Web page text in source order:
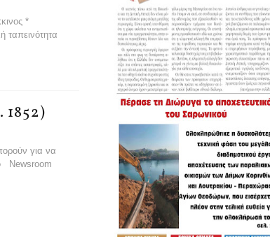
*
ταπεινότητα
για να
Newsroom